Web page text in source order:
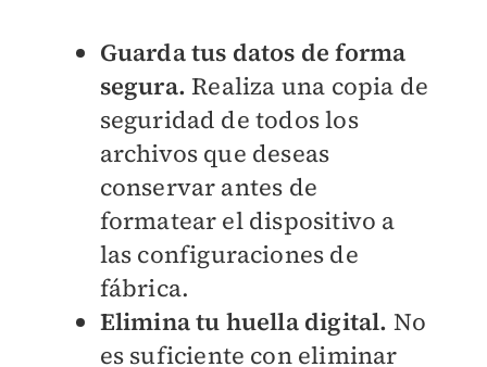
Guarda tus datos de forma
segura. Realiza una copia de
seguridad de todos los
archivos que deseas
conservar antes de
formatear el dispositivo a
las configuraciones de
fábrica.
Elimina tu huella digital. No
es suficiente con eliminar